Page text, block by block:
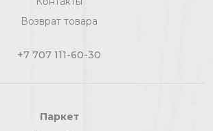
Возврат товара
+7 707 111-60-30
Паркет